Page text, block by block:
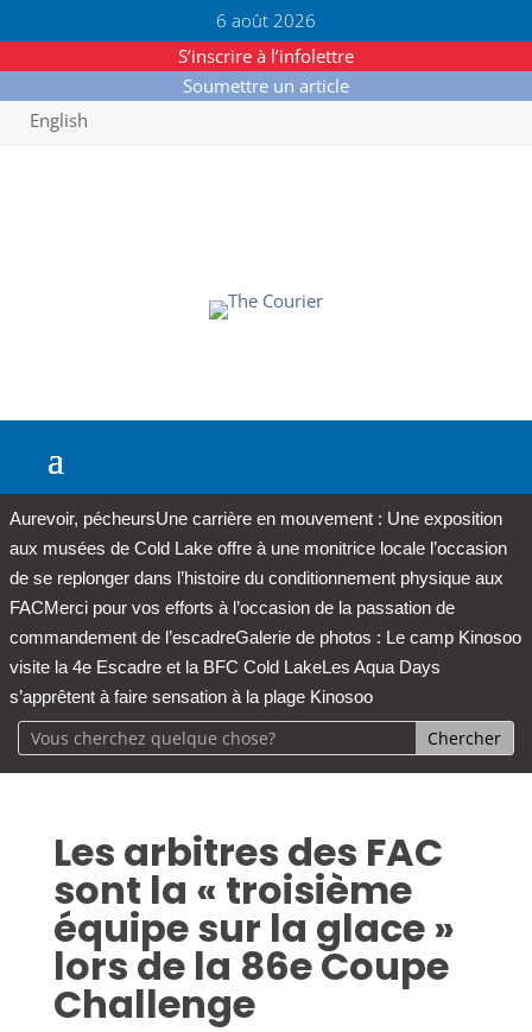
6 août 2026
S’inscrire à l’infolettre
Soumettre un article
English
Aurevoir, pécheursUne carrière en mouvement : Une exposition
aux musées de Cold Lake offre à une monitrice locale l’occasion
de se replonger dans l’histoire du conditionnement physique aux
FACMerci pour vos efforts à l’occasion de la passation de
commandement de l’escadreGalerie de photos : Le camp Kinosoo
visite la 4e Escadre et la BFC Cold LakeLes Aqua Days
s’apprêtent à faire sensation à la plage Kinosoo
Les arbitres des FAC
sont la « troisième
équipe sur la glace »
lors de la 86e Coupe
Challenge